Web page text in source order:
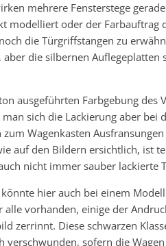
mehrere Fensterstege
modelliert oder der Farbauftrag
die Türgriffstangen zu
die silbernen Auflegeplatten
ausgeführten Farbgebung des
sich die Lackierung aber bei
Wagenkasten
auf den Bildern ersichtlich, ist
nicht immer sauber lackierte
hier auch bei einem
vorhanden, einige der
zerrinnt. Diese schwarzen
verschwunden, sofern die